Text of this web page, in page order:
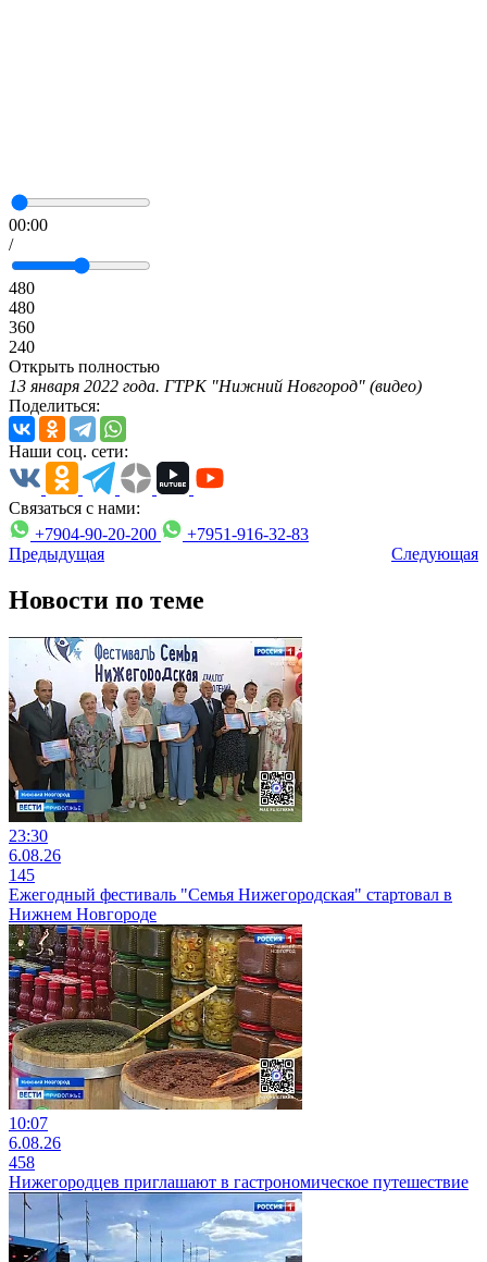
00:00
/
480
480
360
240
Открыть полностью
13 января 2022 года. ГТРК "Нижний Новгород" (видео)
Поделиться:
Наши соц. сети:
Связаться с нами:
+7904-90-20-200
+7951-916-32-83
Предыдущая
Следующая
Новости по теме
23:30
6.08.26
145
Ежегодный фестиваль "Семья Нижегородская" стартовал в
Нижнем Новгороде
10:07
6.08.26
458
Нижегородцев приглашают в гастрономическое путешествие